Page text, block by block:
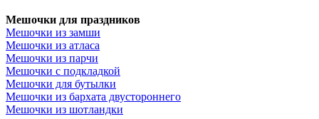
с
ворсом
мешковины
Мешочки из льна
Мешочки из цветного
льна
отбеленного льна
Мешочки из полульна
(лен + хлопок) Мешочки
из мешковины
Мешочки для праздников
Мешочки из замши
Мешочки из атласа
Мешочки из парчи
Мешочки с подкладкой
Мешочки для бутылки
Мешочки из бархата двустороннего
Мешочки из шотландки